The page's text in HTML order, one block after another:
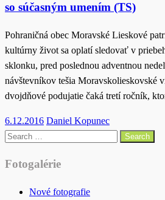
so súčasným umením (TS)
Pohraničná obec Moravské Lieskové
kultúrny život sa oplatí sledovať v
sklonku, pred poslednou adventnou
návštevníkov tešia Moravskolieskovské
dvojdňové podujatie čaká tretí ročník,
Posted
on
6.12.2016 Daniel Kopunec
Search
Fotogalérie
Nové fotografie